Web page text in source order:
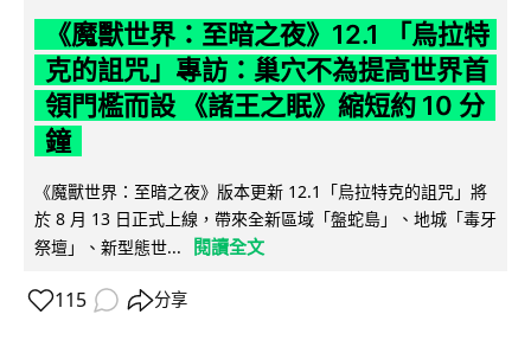
《魔獸世界：至暗之夜》12.1 「烏拉特
克的詛咒」專訪：巢穴不為提高世界首
領門檻而設 《諸王之眠》縮短約 10 分
鐘
《魔獸世界：至暗之夜》版本更新 12.1「烏拉特克的詛咒」將
於 8 月 13 日正式上線，帶來全新區域「盤蛇島」、地城「毒牙
祭壇」、新型態世...
閱讀全文
115 分享